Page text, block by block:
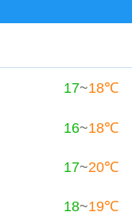
17~18℃
16~18℃
17~20℃
18~19℃